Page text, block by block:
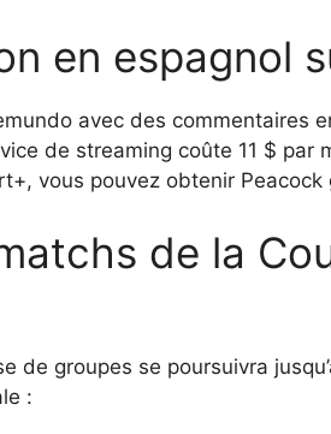
en espagnol
avec des commentaires
de streaming coûte 11 $ par
vous pouvez obtenir
de la
de groupes se poursuivra
: